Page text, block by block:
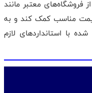
فروشگاه‌های معتبر مانند
مناسب کمک کند و به
با استانداردهای لازم